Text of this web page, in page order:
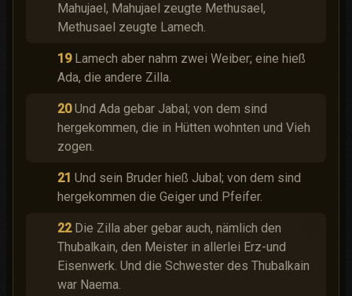
Mahujael, Mahujael zeugte Methusael,
Methusael zeugte Lamech.
19 Lamech aber nahm zwei Weiber; eine hieß
Ada, die andere Zilla.
20 Und Ada gebar Jabal; von dem sind
hergekommen, die in Hütten wohnten und Vieh
zogen.
21 Und sein Bruder hieß Jubal; von dem sind
hergekommen die Geiger und Pfeifer.
22 Die Zilla aber gebar auch, nämlich den
Thubalkain, den Meister in allerlei Erz-und
Eisenwerk. Und die Schwester des Thubalkain
war Naema.